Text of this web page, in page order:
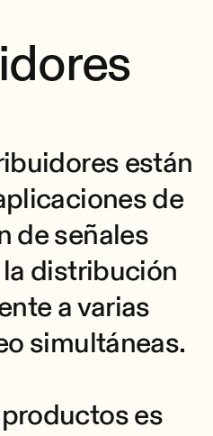
están
de
de señales
distribución
a varias
simultáneas.
es